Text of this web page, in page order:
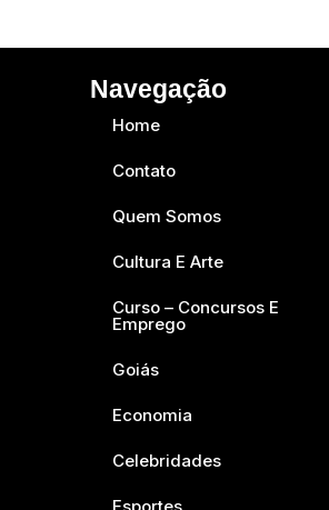
Navegação
Home
Contato
Quem Somos
Cultura E Arte
Curso – Concursos E
Emprego
Goiás
Economia
Celebridades
Esportes